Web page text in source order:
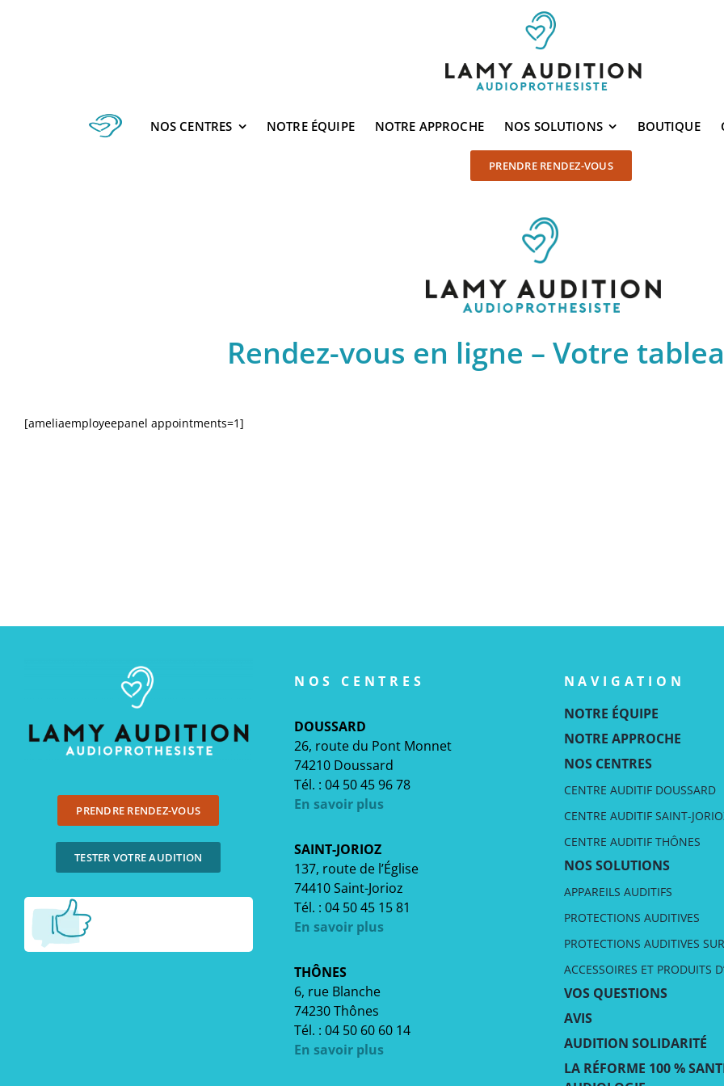
NOS CENTRES NOTRE ÉQUIPE NOTRE APPROCHE NOS SOLUTIONS BOUTIQUE
PRENDRE RENDEZ-VOUS
Rendez-vous en ligne – Votre
[ameliaemployeepanel appointments=1]
PRENDRE RENDEZ-VOUS
TESTER VOTRE AUDITION
NOS CENTRES
DOUSSARD
26, route du Pont Monnet
74210 Doussard
Tél. : 04 50 45 96 78
En savoir plus
SAINT-JORIOZ
137, route de l’Église
74410 Saint-Jorioz
Tél. : 04 50 45 15 81
En savoir plus
THÔNES
6, rue Blanche
74230 Thônes
Tél. : 04 50 60 60 14
En savoir plus
NAVIGATION
NOTRE ÉQUIPE
NOTRE APPROCHE
NOS CENTRES
CENTRE AUDITIF DOUSSARD
CENTRE AUDITIF SAINT-
CENTRE AUDITIF THÔNES
NOS SOLUTIONS
APPAREILS AUDITIFS
PROTECTIONS AUDITIVES
PROTECTIONS AUDITIVES
ACCESSOIRES ET PRODUITS
VOS QUESTIONS
AVIS
AUDITION SOLIDARITÉ
LA RÉFORME 100 %